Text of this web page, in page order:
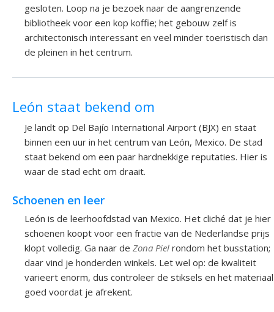
gesloten. Loop na je bezoek naar de aangrenzende
bibliotheek voor een kop koffie; het gebouw zelf is
architectonisch interessant en veel minder toeristisch dan
de pleinen in het centrum.
León staat bekend om
Je landt op Del Bajío International Airport (BJX) en staat
binnen een uur in het centrum van León, Mexico. De stad
staat bekend om een paar hardnekkige reputaties. Hier is
waar de stad echt om draait.
Schoenen en leer
León is de leerhoofdstad van Mexico. Het cliché dat je hier
schoenen koopt voor een fractie van de Nederlandse prijs
klopt volledig. Ga naar de Zona Piel rondom het busstation;
daar vind je honderden winkels. Let wel op: de kwaliteit
varieert enorm, dus controleer de stiksels en het materiaal
goed voordat je afrekent.